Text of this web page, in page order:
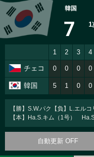
韓国
7 1
1 2 3 4
チェコ 0 0 0 0
韓国 5 1 0 0
【勝】S.W.パク【負】L.エルコ
【本】Ha.S.キム（1号）
自動更新 OFF